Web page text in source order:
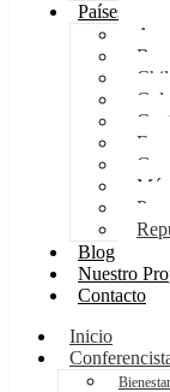
Países
Chile
Blog
Nuestro
Contacto
Inicio
Bienestar